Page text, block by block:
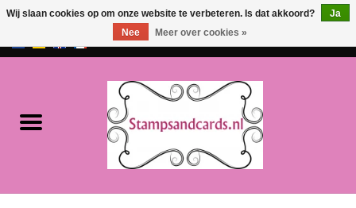
EUR/GBP
NIEUW!!
Wij slaan cookies op om onze website te verbeteren. Is dat akkoord?
Ja
Nee
Meer over cookies »